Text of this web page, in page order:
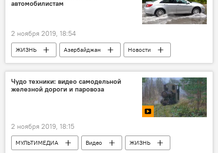
автомобилистам
2 ноября 2019, 18:54
ЖИЗНЬ Азербайджан Новости
Чудо техники: видео самодельной
железной дороги и паровоза
2 ноября 2019, 18:15
МУЛЬТИМЕДИА Видео
ЖИЗНЬ